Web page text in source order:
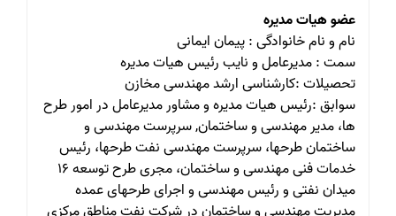
عضو هیات مدیره
نام و نام خانوادگی : پیمان ایمانی
سمت : مدیرعامل و نایب رئیس هیات مدیره
تحصیلات :کارشناسی ارشد مهندسی مخازن
سوابق :رئیس هیات مدیره و مشاور مدیرعامل در امور طرح
ها، مدیر مهندسی و ساختمان, سرپرست مهندسی و
ساختمان طرحها، سرپرست مهندسی نفت طرحها، رئیس
خدمات فنی مهندسی و ساختمان، مجری طرح توسعه ۱۶
میدان نفتی و رئیس مهندسی و اجرای طرحهای عمده